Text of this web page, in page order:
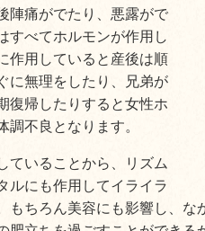
陣痛がでたり、悪露がで
すべてホルモンが作用し
作用していると産後は順
に無理をしたり、兄弟が
復帰したりすると女性ホ
調不良となります。
ていることから、リズム
ルにも作用してイライラ
もちろん美容にも影響し、